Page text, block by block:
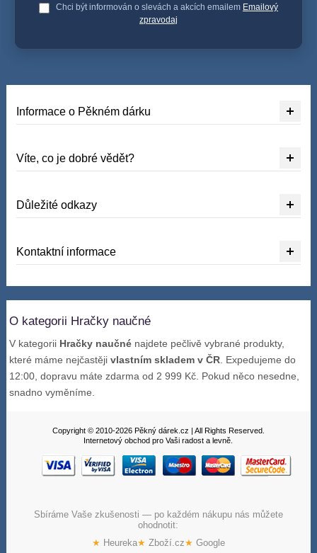
Chci být informován o slevách a akcích emailem Emailový
zpravodaj
Informace o Pěkném dárku
Víte, co je dobré vědět?
Důležité odkazy
Kontaktní informace
O kategorii Hračky naučné
V kategorii Hračky naučné najdete pečlivě vybrané produkty,
které máme nejčastějivlastním skladem v ČR . Expedujeme do
12:00, dopravu máte zdarma od 2 999 Kč. Pokud něco nesedne,
snadno vyměníme.
Copyright © 2010-2026 Pěkný dárek.cz | All Rights Reserved.
Internetový obchod pro Vaši radost a levně.
Sbíráme Vaše zkušenosti — po každém nákupu nás můžete
ohodnotit:
★ Heureka★ Zboží.cz★ Google